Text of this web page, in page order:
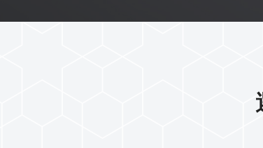
溫電容
DESKTOP DDR4 內的定製化電容，可完全承受